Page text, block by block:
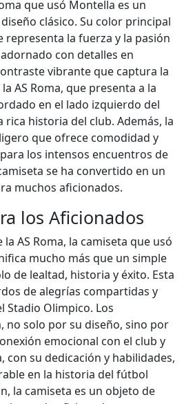
que usó Montella es un
clásico. Su color principal
representa la fuerza y la pasión
con detalles en
vibrante que captura la
AS Roma, que presenta a la
en el lado izquierdo del
rica historia del club. Además, la
que ofrece comodidad y
los intensos encuentros de
se ha convertido en un
muchos aficionados.
los Aficionados
AS Roma, la camiseta que usó
mucho más que un simple
de lealtad, historia y éxito. Esta
de alegrías compartidas y
Stadio Olimpico. Los
no solo por su diseño, sino por
emocional con el club y
con su dedicación y habilidades,
en la historia del fútbol
la camiseta es un objeto de